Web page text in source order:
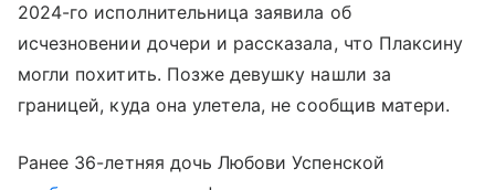
2024-го исполнительница заявила об
исчезновении дочери и рассказала, что Плаксину
могли похитить. Позже девушку нашли за
границей, куда она улетела, не сообщив матери.
Ранее 36-летняя дочь Любови Успенской